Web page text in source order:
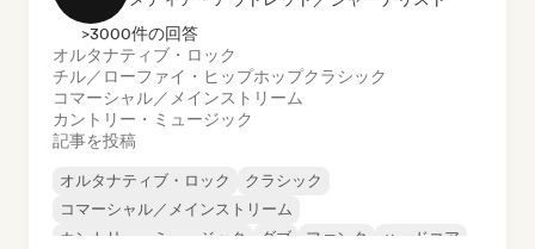
>3000件の回答
オルタナティブ・ロック
チル／ローファイ・ヒップホップクラシック
コマーシャル／メインストリーム
カントリー・ミュージック
記事を投稿
オルタナティブ・ロック
クラシック
コマーシャル／メインストリーム
カントリー・ミュージック
ダブ ファンク ハードコア